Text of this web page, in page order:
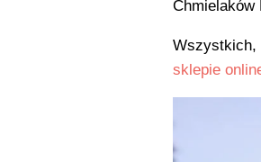
Chmielaków
Wszystkich,
sklepie